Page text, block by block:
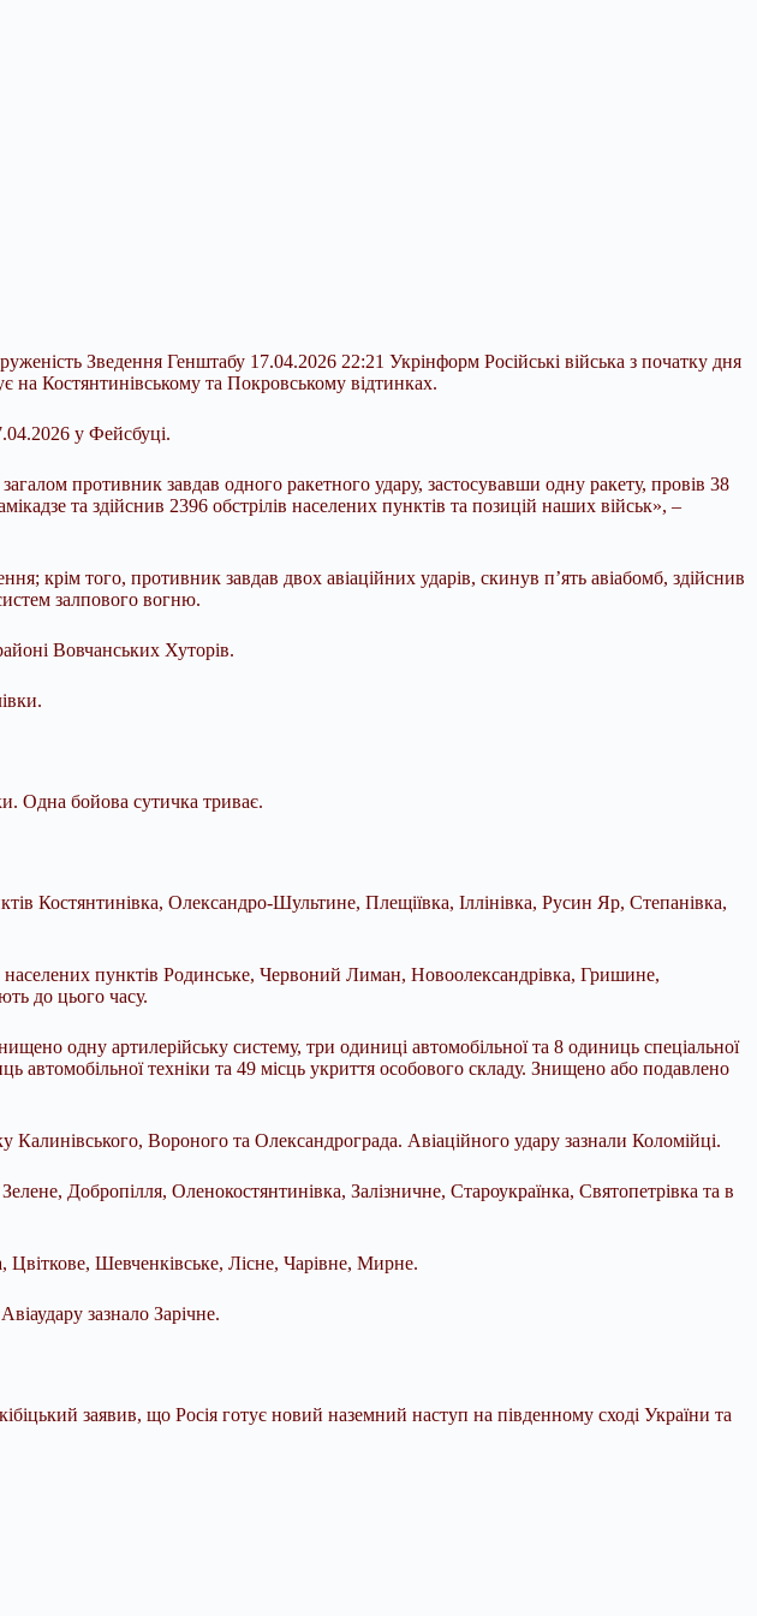
Зведення Генштабу 17.04.2026 22:21 Укрінформ Російські війська з початку дня
на Костянтинівському та Покровському відтинках.
у Фейсбуці.
противник завдав одного ракетного удару, застосувавши одну ракету, провів 38
та здійснив 2396 обстрілів населених пунктів та позицій наших військ», –
крім того, противник завдав двох авіаційних ударів, скинув п’ять авіабомб, здійснив
залпового вогню.
Вовчанських Хуторів.
Одна бойова сутичка триває.
Костянтинівка, Олександро-Шультине, Плещіївка, Іллінівка, Русин Яр, Степанівка,
пунктів Родинське, Червоний Лиман, Новоолександрівка, Гришине,
до цього часу.
одну артилерійську систему, три одиниці автомобільної та 8 одиниць спеціальної
автомобільної техніки та 49 місць укриття особового складу. Знищено або подавлено
Вороного та Олександрограда. Авіаційного удару зазнали Коломійці.
Добропілля, Оленокостянтинівка, Залізничне, Староукраїнка, Святопетрівка та в
Цвіткове, Шевченківське, Лісне, Чарівне, Мирне.
зазнало Зарічне.
заявив, що Росія готує новий наземний наступ на південному сході України та